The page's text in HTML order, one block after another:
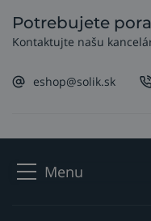
Potrebujete
Kontaktujte našu
eshop@solik.sk
Menu